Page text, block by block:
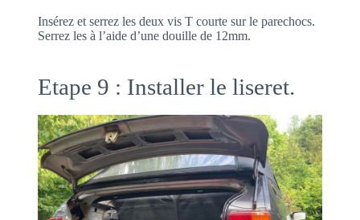
Insérez et serrez les deux vis T courte sur le parechocs.
Serrez les à l’aide d’une douille de 12mm.
Etape 9 : Installer le liseret.